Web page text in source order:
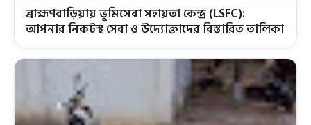
ব্রাহ্মণবাড়িয়ায় ভূমিসেবা সহায়তা কেন্দ্র (LSFC):
আপনার নিকটস্থ সেবা ও উদ্যোক্তাদের বিস্তারিত তালিকা